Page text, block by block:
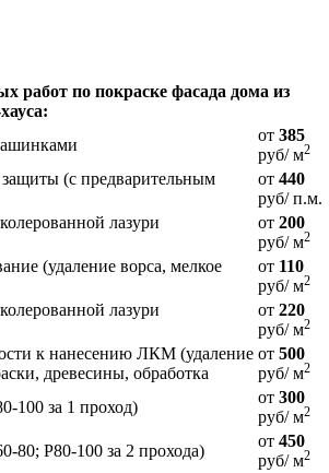
работ по покраске фасада дома из
от 385
руб/ м2
(с предварительным
от 440
руб/ п.м.
лазури
от 200
руб/ м2
(удаление ворса, мелкое
от 110
руб/ м2
лазури
от 220
руб/ м2
к нанесению ЛКМ (удаление
древесины, обработка
от 500
руб/ м2
100 за 1 проход)
от 300
руб/ м2
80; Р80-100 за 2 прохода)
от 450
руб/ м2